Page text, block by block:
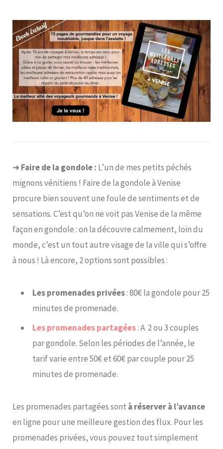
➜ Faire de la gondole : L’un de mes petits péchés
mignons vénitiens ! Faire de la gondole à Venise
procure bien souvent une foule de sentiments et de
sensations. C’est qu’on ne voit pas Venise de la même
façon en gondole : on la découvre calmement, loin du
monde, c’est un tout autre visage de la ville qui s’offre
à nous ! Là encore, 2 options sont possibles :
Les promenades privées: 80€ la gondole pour 25
minutes de promenade.
Les promenades partagées: A 2 ou 3 couples
par gondole. Selon les périodes de l’année, le
tarif varie entre 50€ et 60€ par couple pour 25
minutes de promenade.
Les promenades partagées sont à réserver à l’avance
en ligne pour une meilleure gestion des flux. Pour les
promenades privées, vous pouvez tout simplement